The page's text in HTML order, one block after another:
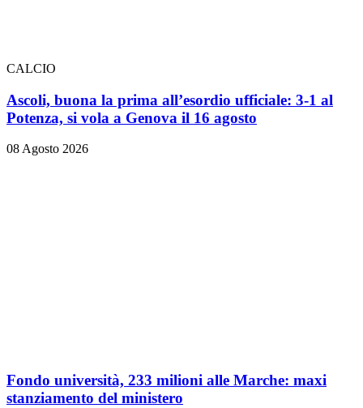
CALCIO
Ascoli, buona la prima all’esordio ufficiale: 3-1 al
Potenza, si vola a Genova il 16 agosto
08 Agosto 2026
Fondo università, 233 milioni alle Marche: maxi
stanziamento del ministero